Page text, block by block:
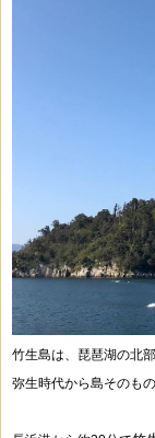
竹生島は、琵琶湖の北
弥生時代から島そのも